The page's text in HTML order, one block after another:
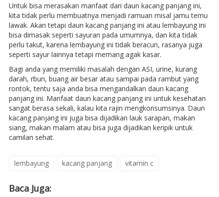
Untuk bisa merasakan manfaat dari daun kacang panjang ini,
kita tidak perlu membuatnya menjadi ramuan misal jamu temu
lawak. Akan tetapi daun kacang panjang ini atau lembayung ini
bisa dimasak seperti sayuran pada umumnya, dan kita tidak
perlu takut, karena lembayung ini tidak beracun, rasanya juga
seperti sayur lainnya tetapi memang agak kasar.
Bagi anda yang memiliki masalah dengan ASI, urine, kurang
darah, rbun, buang air besar atau sampai pada rambut yang
rontok, tentu saja anda bisa mengandalkan daun kacang
panjang ini. Manfaat daun kacang panjang ini untuk kesehatan
sangat berasa sekali, kalau kita rajin mengkonsumsinya. Daun
kacang panjang ini juga bisa dijadikan lauk sarapan, makan
siang, makan malam atau bisa juga dijadikan keripik untuk
camilan sehat.
lembayung kacang panjang vitamin c
Baca Juga: